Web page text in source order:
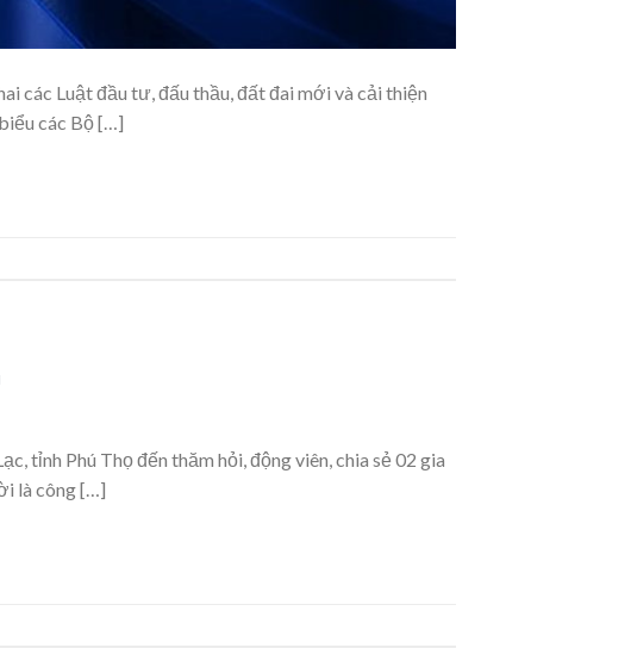
các Luật đầu tư, đấu thầu, đất đai mới và cải thiện
các Bộ […]
tỉnh Phú Thọ đến thăm hỏi, động viên, chia sẻ 02 gia
là công […]